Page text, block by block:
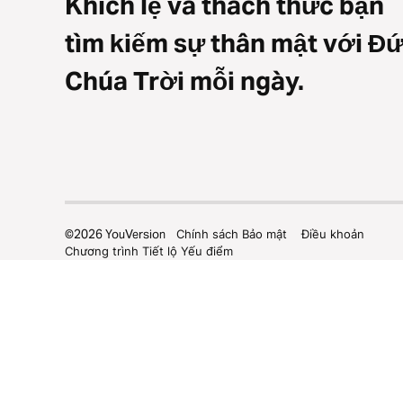
tìm kiếm sự thân mật với
Chúa Trời mỗi ngày.
©2026YouVersion Chính sách Bảo mật
Điều khoản
Chương trình Tiết lộ Yếu điểm